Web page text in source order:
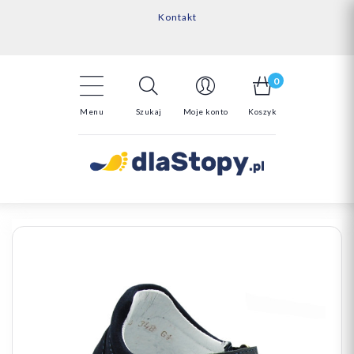
Kontakt
14 Dni na darmowy zwrot*
Menu Szukaj Moje konto
0
Koszyk